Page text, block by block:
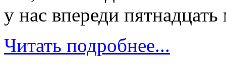
у нас впереди
Читать подробнее...